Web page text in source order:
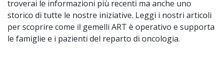
troverai le informazioni più recenti ma anche uno
storico di tutte le nostre iniziative. Leggi i nostri articoli
per scoprire come il gemelli ART è operativo e supporta
le famiglie e i pazienti del reparto di oncologia.